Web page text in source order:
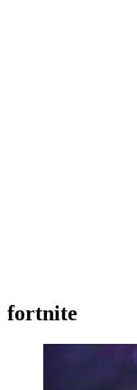
fortnite